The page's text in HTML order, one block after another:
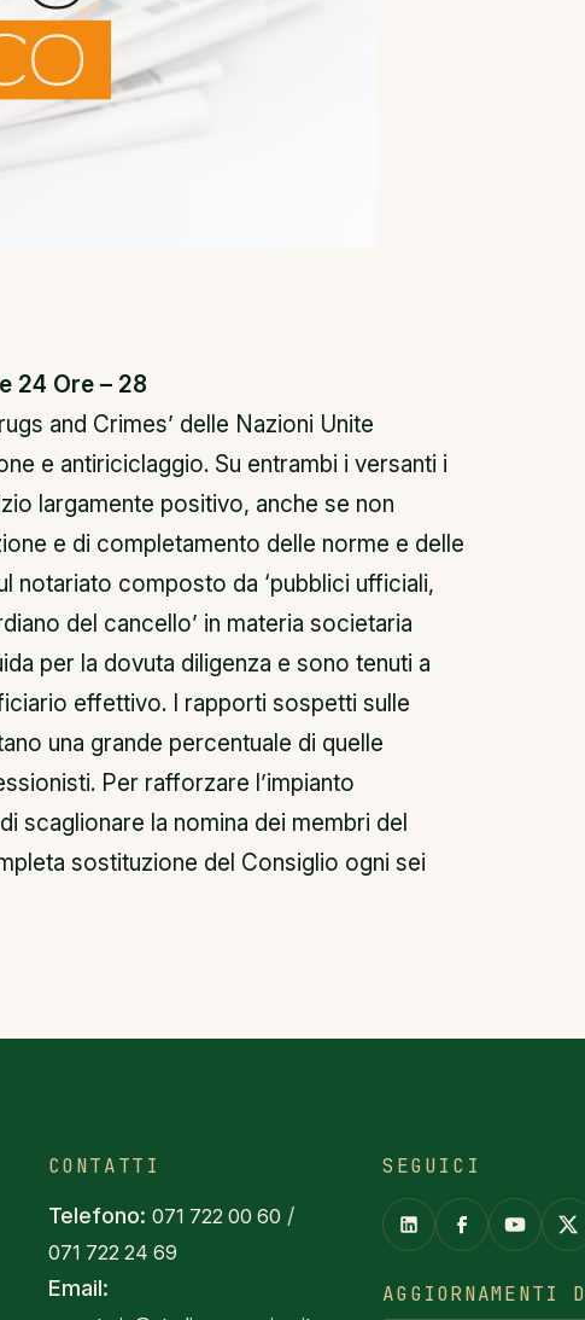
24 Ore – 28
and Crimes’ delle Nazioni Unite
e antiriciclaggio. Su entrambi i versanti i
largamente positivo, anche se non
e di completamento delle norme e delle
notariato composto da ‘pubblici ufficiali,
del cancello’ in materia societaria
per la dovuta diligenza e sono tenuti a
effettivo. I rapporti sospetti sulle
una grande percentuale di quelle
Per rafforzare l’impianto
scaglionare la nomina dei membri del
sostituzione del Consiglio ogni sei
CONTATTI
Telefono: 071 722 00 60 /
071 722 24 69
Email:
SEGUICI
AGGIORNAMENTI